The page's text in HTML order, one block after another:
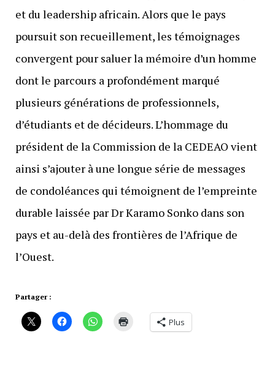
et du leadership africain. Alors que le pays
poursuit son recueillement, les témoignages
convergent pour saluer la mémoire d’un homme
dont le parcours a profondément marqué
plusieurs générations de professionnels,
d’étudiants et de décideurs. L’hommage du
président de la Commission de la CEDEAO vient
ainsi s’ajouter à une longue série de messages
de condoléances qui témoignent de l’empreinte
durable laissée par Dr Karamo Sonko dans son
pays et au-delà des frontières de l’Afrique de
l’Ouest.
Partager :
Plus